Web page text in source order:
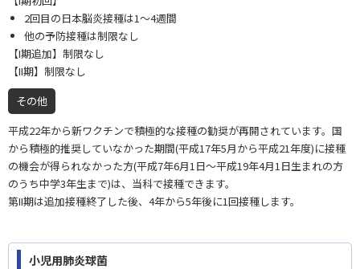
2回目の日本脳炎接種は1〜4週間
他の予防接種は制限なし
【I期追加】制限なし
【II期】制限なし
その他
平成22年から新ワクチンで積極的な接種の勧奨が再開されています。国
から積極的推奨していなかった期間(平成17年5月から平成21年度)に接種
の機会が得られなかった方(平成7年6月1日〜平成19年4月1日生まれの方
のうち中学3年生まで)は、当科で接種できます。
第II期は追加接種終了した後、4年から5年後に1回接種します。
小児用肺炎球菌